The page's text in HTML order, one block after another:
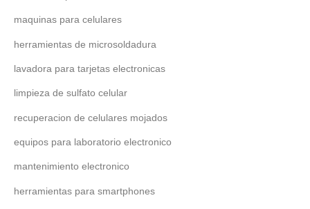
maquinas para celulares
herramientas de microsoldadura
lavadora para tarjetas electronicas
limpieza de sulfato celular
recuperacion de celulares mojados
equipos para laboratorio electronico
mantenimiento electronico
herramientas para smartphones